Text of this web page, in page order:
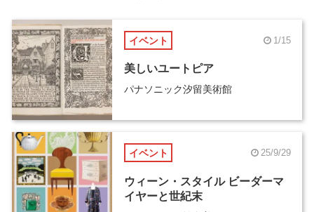
イベント 1/15
美しいユートピア
パナソニック汐留美術館
イベント 25/9/29
ウィーン・スタイル ビーダーマ
イヤーと世紀末